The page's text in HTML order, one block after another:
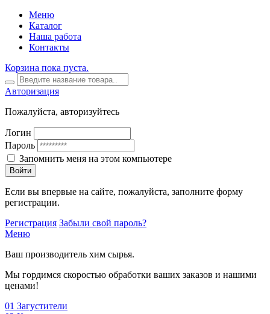
Меню
Каталог
Наша работа
Контакты
Корзина пока пуста.
Авторизация
Пожалуйста, авторизуйтесь
Логин
Пароль
Запомнить меня на этом компьютере
Войти
Если вы впервые на сайте, пожалуйста, заполните форму
регистрации.
Регистрация Забыли свой пароль?
Меню
Ваш производитель хим сырья.
Мы гордимся скоростью обработки ваших заказов и нашими
ценами!
01 Загустители